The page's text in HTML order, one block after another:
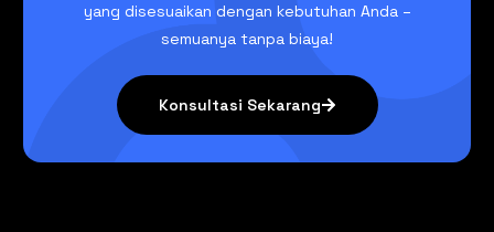
yang disesuaikan dengan kebutuhan Anda –
semuanya tanpa biaya!
Konsultasi Sekarang